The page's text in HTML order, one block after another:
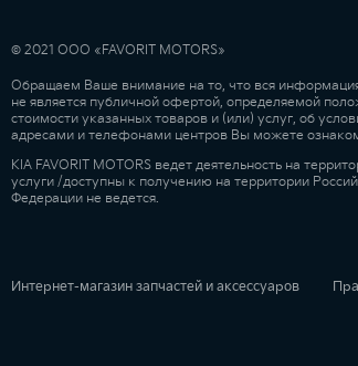
© 2021 ООО «FAVORIT MOTORS»
Обращаем Ваше внимание на то, что вся
не является публичной офертой, определяемой
стоимости указанных товаров и (или) услуг, об
адресами и телефонами центров Вы можете
KIA FAVORIT MOTORS ведет деятельность на
услуги /доступны к получению на территории
Федерации не ведется.
Интернет-магазин запчастей и аксессуаров